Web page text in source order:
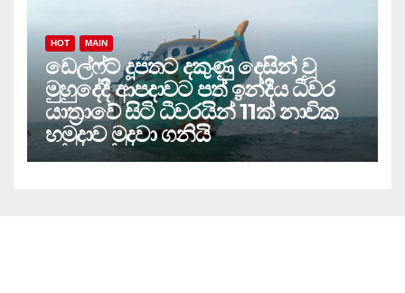
HOT MAIN
ඩෙල්ෆ්ට් දූපතට දකුණු දෙසින් වූ
මුහුදේදී ආපදාවට පත් ඉන්දීය ධීවර
යාත්‍රාවේ සිටි ධීවරයින් 11ක් නාවික
හමුදාව මුදවා ගනියි